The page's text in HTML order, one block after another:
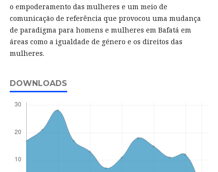
o empoderamento das mulheres e um meio de
comunicação de referência que provocou uma mudança
de paradigma para homens e mulheres em Bafatá em
áreas como a igualdade de género e os direitos das
mulheres.
DOWNLOADS